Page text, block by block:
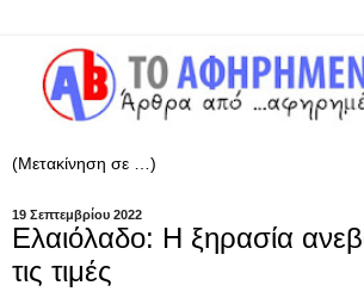
19 Σεπτεμβρίου 2022
Eλαιόλαδο: Η ξηρασία
τις τιμές